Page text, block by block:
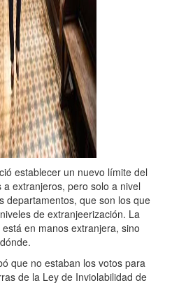
establecer un nuevo límite del
extranjeros, pero solo a nivel
departamentos, que son los que
de extranjeerización. La
en manos extranjera, sino
dónde.
que no estaban los votos para
de la Ley de Inviolabilidad de